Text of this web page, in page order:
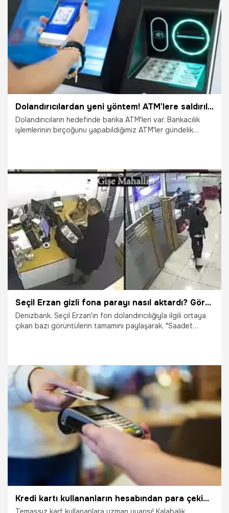
27.02.2024 Ekonomi
Dolandırıcılardan yeni yöntem! ATM’lere saldırılar arttı: QR kodla işlem yapmak güvenli mi?
Dolandırıcıların hedefinde banka ATM'leri var. Bankacılık
işlemlerinin birçoğunu yapabildiğimiz ATM'ler gündelik
çözüm platformlarında ATM dolandırıcılıklarıyla ilgili onlarca
şikâyet bulunuyor. Peki dolandırıcılar hangi yöntemleri
kullanıyor? Kullanıcılar nelere dikkat etmeli? QR kod ile işlem
yapılması güvenilir mi? Uzmanlar hurriyet.com.tr’ye anlattı.
12.12.2023 Gündem
Seçil Erzan gizli fona parayı nasıl aktardı? Görüntüler ortaya çıktı, Denizbank'tan yeni açıklama
Denizbank, Seçil Erzan'ın fon dolandırıcılığıyla ilgili ortaya
çıkan bazı görüntülerin tamamını paylaşarak, "Saadet
organizasyona teslim edilmektedir" denildi. Denizbank'tan
yapılan açıklamada, "İlgili kamera kayıtları, Bankamıza
yatırılan bir paraya değil aksine bir hesap sahibinin,
hesabından nakit çekme işlemine aittir" denildi.
2.12.2023 Gündem
Kredi kartı kullananların hesabından para çekiyorlar! Akılalmaz yöntem